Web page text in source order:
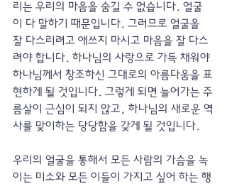
리는 우리의 마음을 숨길 수 없습니다. 얼굴
이 다 말하기 때문입니다. 그러므로 얼굴을
잘 다스리려고 애쓰지 마시고 마음을 잘 다스
려야 합니다. 하나님의 사랑으로 가득 채워야
하나님께서 창조하신 그대로의 아름다움을 표
현하게 될 것입니다. 그렇게 되면 늘어가는 주
름살이 근심이 되지 않고, 하나님의 새로운 역
사를 맞이하는 당당함을 갖게 될 것입니다.
우리의 얼굴을 통해서 모든 사람의 가슴을 녹
이는 미소와 모든 이들이 가지고 싶어 하는 행